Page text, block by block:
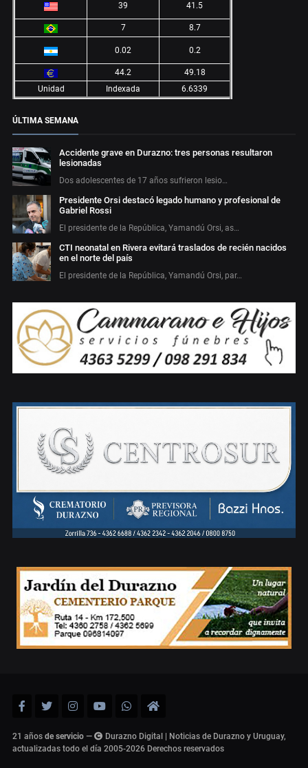
39 41.5
7 8.7
0.02 0.2
44.2
49.18
Unidad
Indexada 6.6339
ÚLTIMA SEMANA
Accidente grave en Durazno: tres personas resultaron
lesionadas
Dos adolescentes de 17 años sufrieron lesio…
Presidente Orsi destacó legado humano y profesional de
Gabriel Rossi
El presidente de la República, Yamandú Orsi, as…
CTI neonatal en Rivera evitará traslados de recién nacidos
en el norte del país
El presidente de la República, Yamandú Orsi, par…
21 años de servicio —
Durazno Digital | Noticias de Durazno y Uruguay,
actualizadas todo el día 2005-2026 Derechos reservados